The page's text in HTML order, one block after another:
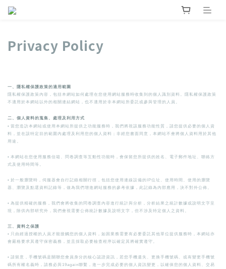
Privacy Policy
一、隱私權保護政策的適用範圍
隱私權保護政策內容，包括本網站如何處理在您使用網站服務時收集到的個人識別資料。隱私權保護政策
不適用於本網站以外的相關連結網站，也不適用於非本網站所委託或參與管理的人員。
二、個人資料的蒐集、處理及利用方式
◦ 當您造訪本網站或使用本網站所提供之功能服務時，我們將視該服務功能性質，請您提供必要的個人資
料，並在該特定目的範圍內處理及利用您的個人資料；非經您書面同意，本網站不會將個人資料用於其他
用途。
◦ 本網站在您使用服務信箱、問卷調查等互動性功能時，會保留您所提供的姓名、電子郵件地址、聯絡方
式及使用時間等。
◦ 於一般瀏覽時，伺服器會自行記錄相關行徑，包括您使用連線設備的IP位址、使用時間、使用的瀏覽
器、瀏覽及點選資料記錄等，做為我們增進網站服務的參考依據，此記錄為內部應用，決不對外公佈。
◦ 為提供精確的服務，我們會將收集的問卷調查內容進行統計與分析，分析結果之統計數據或說明文字呈
現，除供內部研究外，我們會視需要公佈統計數據及說明文字，但不涉及特定個人之資料。
三、資料之保護
◦ 只由經過授權的人員才能接觸您的個人資料，如因業務需要有必要委託其他單位提供服務時，本網站亦
會嚴格要求其遵守保密義務，並且採取必要檢查程序以確定其將確實遵守。
◦ 請留意，手機號碼是關聯您會員身分的核心認證資訊，若您手機遺失、更換手機號碼、或有變更手機號
碼所有權名義時，請務必與19again聯繫，進一步完成必要的個人資訊變更，以確保您的個人資料、交易